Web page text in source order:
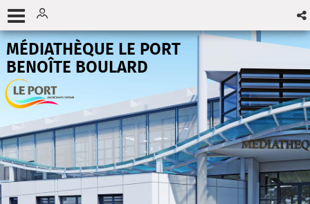
MÉDIATHÈQUE LE PORT
BENOÎTE BOULARD